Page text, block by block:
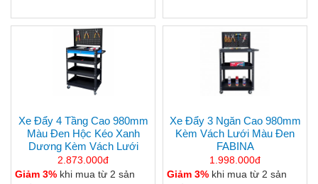
Xe Đẩy 4 Tầng Cao 980mm
Màu Đen Hộc Kéo Xanh
Dương Kèm Vách Lưới
2.873.000đ
Giảm 3% khi mua từ 2 sản
Xe Đẩy 3 Ngăn Cao 980mm
Kèm Vách Lưới Màu Đen
FABINA
1.998.000đ
Giảm 3% khi mua từ 2 sản